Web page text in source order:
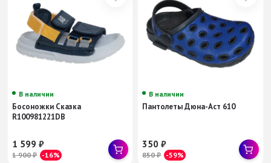
В наличии
Босоножки Сказка
R100981221DB
1 599₽
1 900₽ -16%
В наличии
Пантолеты Дюна-Аст 610
350₽
850₽ -59%